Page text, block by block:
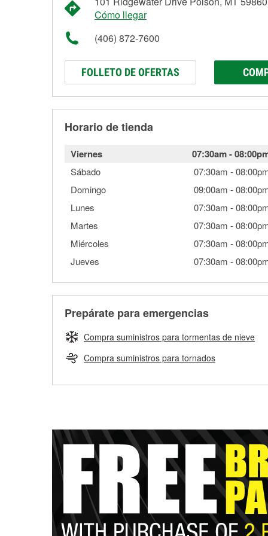
Cómo llegar
(406) 872-7600
FOLLETO DE OFERTAS
Horario de tienda
Viernes 07:30am-
Sábado 07:30am -
Domingo
09:00am -
Lunes
07:30am -
Martes
07:30am -
Miércoles
07:30am -
Jueves
07:30am -
Prepárate para emergencias
Compra suministros para tormentas de nieve
Compra suministros para tornados